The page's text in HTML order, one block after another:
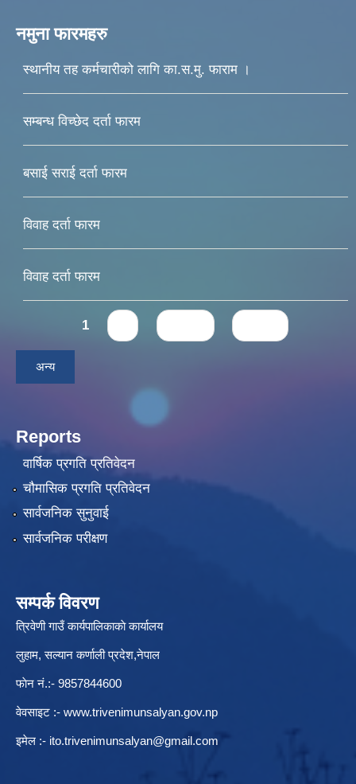
नमुना फारमहरु
स्थानीय तह कर्मचारीको लागि का.स.मु. फाराम ।
सम्बन्ध विच्छेद दर्ता फारम
बसाई सराई दर्ता फारम
विवाह दर्ता फारम
विवाह दर्ता फारम
Pages1
अन्य
Reports
वार्षिक प्रगति प्रतिवेदन
चौमासिक प्रगति प्रतिवेदन
सार्वजनिक सुनुवाई
सार्वजनिक परीक्षण
सम्पर्क विवरण
त्रिवेणी गाउँ कार्यपालिकाकाे कार्यालय
लुहाम, सल्यान कर्णाली प्रदेश,नेपाल
फाेन नं.:- 9857844600
वेवसाइट :- www.trivenimunsalyan.gov.np
इमेल :- ito.trivenimunsalyan@gmail.com